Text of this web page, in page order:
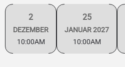
2
DEZEMBER
10:00AM
25
JANUAR 2027
10:00AM